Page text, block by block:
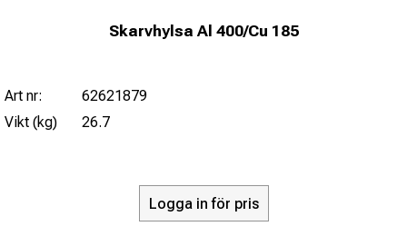
Skarvhylsa Al 400/Cu 185
Art nr:
62621879
Vikt (kg)
26.7
Logga in för pris